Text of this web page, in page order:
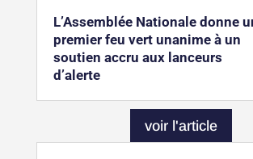
L’Assemblée Nationale donne
premier feu vert unanime à un
soutien accru aux lanceurs
d’alerte
voir l'article